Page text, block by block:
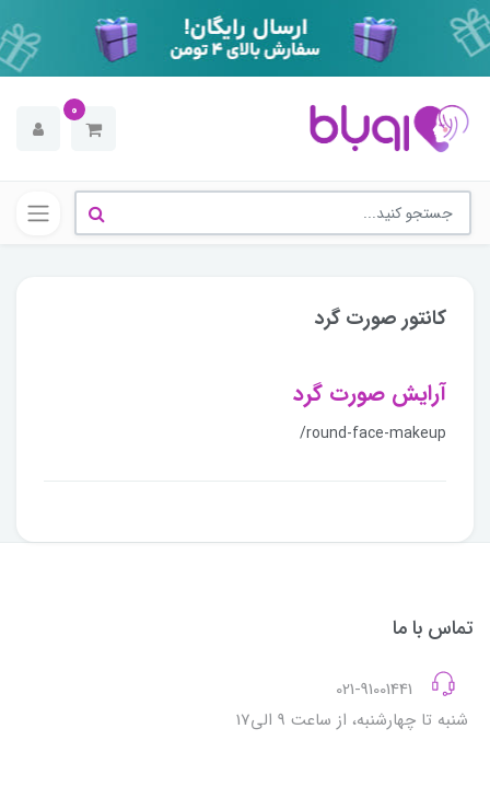
0
کانتور صورت گرد
آرایش صورت گرد
/round-face-makeup
تماس با ما
شنبه تا چهارشنبه، از ساعت 9 الی17